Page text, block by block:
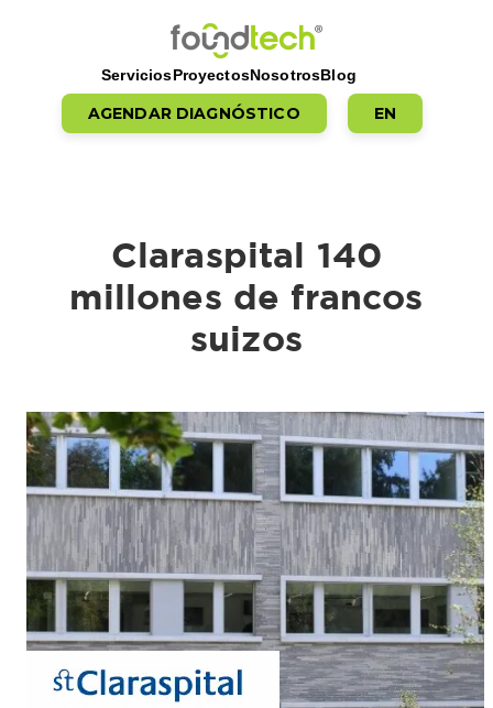
Servicios ProyectosNosotros Blog
AGENDAR DIAGNÓSTICO EN
Claraspital 140
millones de francos
suizos